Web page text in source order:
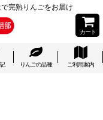
完熟りんごをお届け
カート
りんごの品種 ご利用案内